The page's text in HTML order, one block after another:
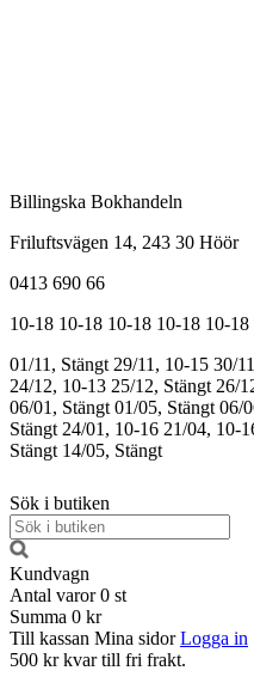
Billingska Bokhandeln
Friluftsvägen 14, 243 30 Höör
0413 690 66
10-18 10-18 10-18 10-18 10-18
01/11, Stängt 29/11, 10-15 30/
24/12, 10-13 25/12, Stängt 26/
06/01, Stängt 01/05, Stängt 06/
Stängt 24/01, 10-16 21/04, 10-
Stängt 14/05, Stängt
Sök i butiken
Kundvagn
Antal varor 0 st
Summa 0 kr
Till kassan Mina sidor Logga in
500 kr kvar till fri frakt.